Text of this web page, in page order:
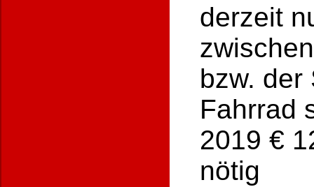
derzeit
bzw. der
Fahrrad
2019 €
nötig